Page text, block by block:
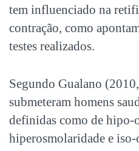
tem influenciado na
contração, como
testes realizados.
Segundo Gualano
submeteram homens
definidas como de hipo-
hiperosmolaridade e